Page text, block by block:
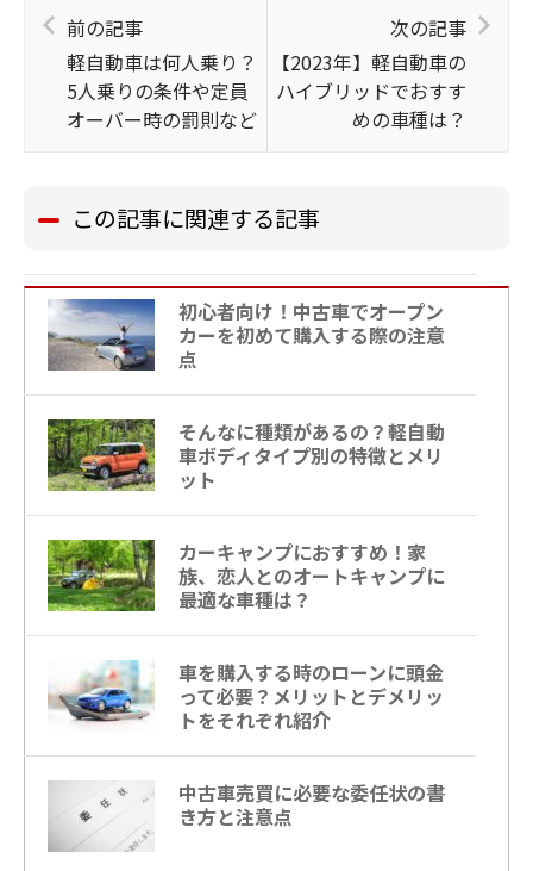
前の記事
軽自動車は何人乗り？
5人乗りの条件や定員
オーバー時の罰則など
次の記事
【2023年】軽自動車の
ハイブリッドでおすす
めの車種は？
この記事に関連する記事
初心者向け！中古車でオープン
カーを初めて購入する際の注意
点
そんなに種類があるの？軽自動
車ボディタイプ別の特徴とメリ
ット
カーキャンプにおすすめ！家
族、恋人とのオートキャンプに
最適な車種は？
車を購入する時のローンに頭金
って必要？メリットとデメリッ
トをそれぞれ紹介
中古車売買に必要な委任状の書
き方と注意点